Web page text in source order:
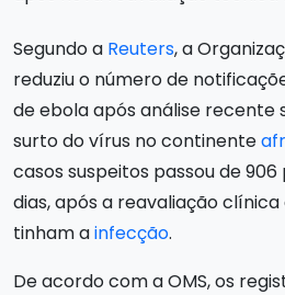
Segundo a Reuters, a
reduziu o número de
de ebola após análise recente
surto do vírus no continente
casos suspeitos passou de 906
dias, após a reavaliação
tinham ainfecção.
De acordo com a OMS, os